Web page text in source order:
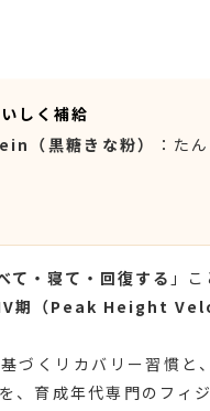
しく補給
（黒糖きな粉）
：た
て・寝て・回復する 」
期（Peak Height
づくリカバリー習慣と、
、育成年代専門のフ